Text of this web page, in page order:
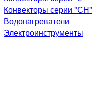
Конвекторы серии "СН"
Водонагреватели
Электроинструменты